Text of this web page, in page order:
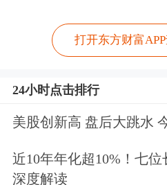
打开东方财富
24小时点击排行
美股创新高 盘后大跳水
近10年年化超10%！七
深度解读